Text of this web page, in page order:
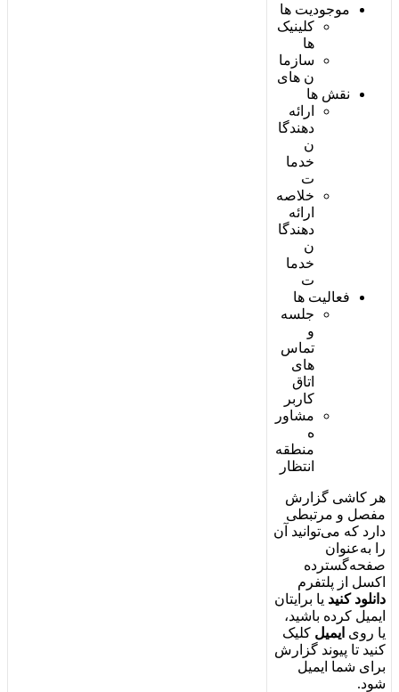
موجودیت ها
کلینیک
ها
ساز ما
ن های
نقش ها
ر ائه
دهندگا
ن
خدما
ت
خلصه
ر ائه
دهندگا
ن
خدما
ت
فعالیت ها
جلسه
و
تماس
های
اتاق
کار بر
مشاور
ه
منطقه
نتظار
هر کاشی گز ر ش
مفصل و مرتبطی
د رد که میتو نید ن
ر
بهعنو ن
صفحهگسترده
اکسل ز پلتفر م
د انلود کنید یا بر یتان
یمیل کرده باشید،
یا ر وی ایمیل کلیک
کنید تا پیوند گز ر ش
بر ی شما یمیل
شود.